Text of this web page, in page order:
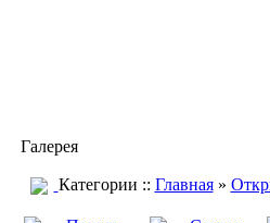
Галерея
Категории :: Главная»